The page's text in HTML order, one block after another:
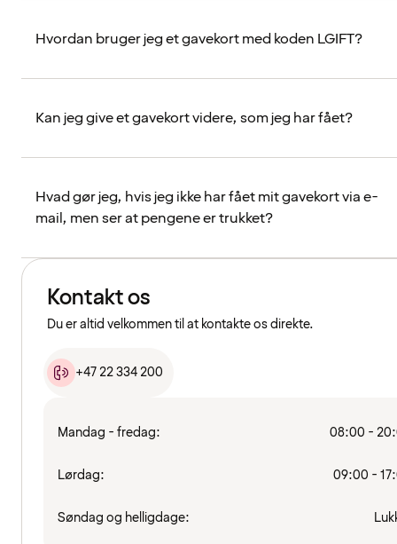
Hvordan bruger jeg et gavekort med koden LGIFT?
Kan jeg give et gavekort videre, som jeg har fået?
Hvad gør jeg, hvis jeg ikke har fået mit gavekort via e-
mail, men ser at pengene er trukket?
Kontakt os
Du er altid velkommen til at kontakte os direkte.
+47 22 334 200
Mandag - fredag: 08:00 -
Lørdag: 09:00 -
Søndag og helligdage: